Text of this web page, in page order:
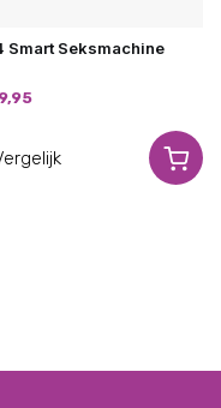
Smart Seksmachine